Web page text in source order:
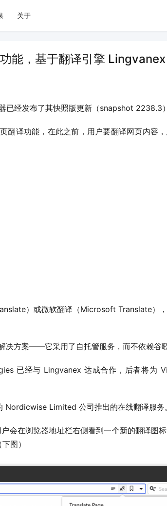
关于
能，基于翻译引擎 Lingvanex
经发布了其快照版更新（snapshot 2238.3）
翻译功能，在此之前，用户要翻译网页内容
）或微软翻译（Microsoft Translate）
决方案——它采用了自托管服务，而不依赖谷歌
已经与 Lingvanex 达成合作，后者将为
Limited 公司推出的在线翻译服务。
会在浏览器地址栏右侧看到一个新的翻译图
图）